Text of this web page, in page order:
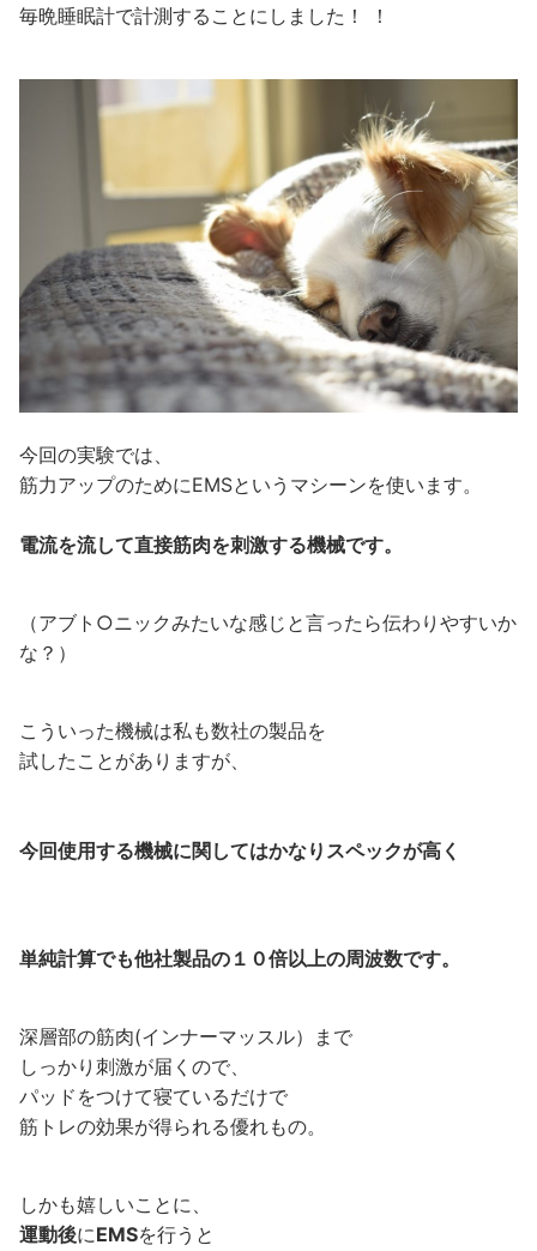
毎晩睡眠計で計測することにしました！ ！
今回の実験では、
筋力アップのためにEMSというマシーンを使います。
電流を流して直接筋肉を刺激する機械です。
（アブト○ニックみたいな感じと言ったら伝わりやすいか
な？）
こういった機械は私も数社の製品を
試したことがありますが、
今回使用する機械に関してはかなりスペックが高く
単純計算でも他社製品の１０倍以上の周波数です。
深層部の筋肉(インナーマッスル）まで
しっかり刺激が届くので、
パッドをつけて寝ているだけで
筋トレの効果が得られる優れもの。
しかも嬉しいことに、
運動後にEMSを行うと